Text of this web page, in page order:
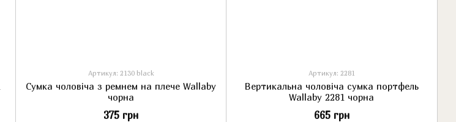
Артикул: 2130 black
Сумка чоловіча з ремнем на плече Wallaby
чорна
375 грн
Артикул: 2281
Вертикальна чоловіча сумка портфель
Wallaby 2281 чорна
665 грн